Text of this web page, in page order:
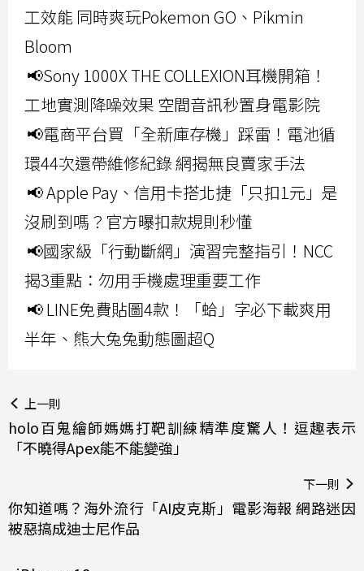
工效能 同時爽玩Pokemon GO、Pikmin
Bloom
📢Sony 1000X THE COLLEXION耳機開箱！
工地實測降噪效果 空間音訊秒置身電影院
📢電商平台買「全新庫存機」踩雷！電池循
環44次還帶維修紀錄 網揭無良賣家手法
📢 Apple Pay、信用卡搭北捷「只扣1元」是
沒刷到嗎？官方曝扣款規則秒懂
📢國家級「行動斷網」演習完整指引！NCC
揭3重點：勿用手機處理重要工作
📢 LINE免費貼圖4款！「蛤」字必下載爽用
半年、熊大兔兔動態圖超Q
上一則
holo百鬼繪師媽媽打靶訓練精準度驚人！逗趣表示
「不曉得Apex能不能變強」
下一則
你知道嗎？海外流行「AI皮克斯」電影海報 網路迷因
被惡搞成迪士尼作品